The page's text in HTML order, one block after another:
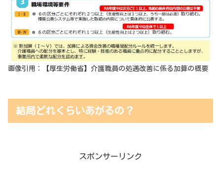
画像引用：【厚生労働省】介護職員の処遇改善に係る加算の概要
結局どれくらいあがるの？
スポンサーリンク